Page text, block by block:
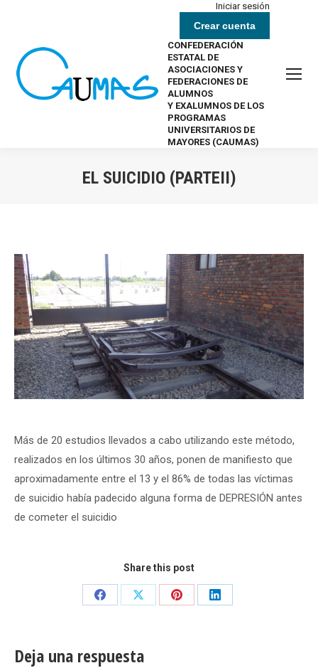
Iniciar sesión
Crear cuenta
CONFEDERACIÓN
ESTATAL DE
ASOCIACIONES Y
FEDERACIONES DE
ALUMNOS
Y EXALUMNOS DE LOS
PROGRAMAS
UNIVERSITARIOS DE
MAYORES (CAUMAS)
EL SUICIDIO (PARTEII)
Más de 20 estudios llevados a cabo utilizando este método,
realizados en los últimos 30 años, ponen de manifiesto que
aproximadamente entre el 13 y el 86% de todas las víctimas
de suicidio había padecido alguna forma de DEPRESIÓN antes
de cometer el suicidio
Share this post
Share
Share
Share
Share
Deja una respuesta